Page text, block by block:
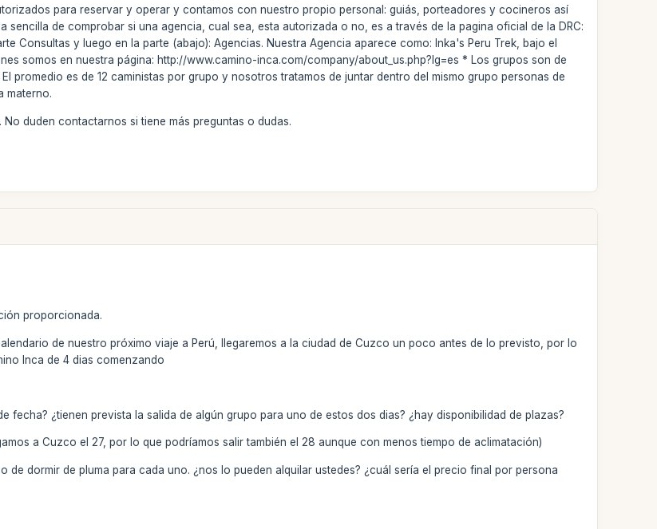
para reservar y operar y contamos con nuestro propio personal: guiás, porteadores y cocineros así
sencilla de comprobar si una agencia, cual sea, esta autorizada o no, es a través de la pagina oficial de la DRC:
Consultas y luego en la parte (abajo): Agencias. Nuestra Agencia aparece como: Inka's Peru Trek, bajo el
somos en nuestra página: http://www.camino-inca.com/company/about_us.php?lg=es * Los grupos son de
promedio es de 12 caministas por grupo y nosotros tratamos de juntar dentro del mismo grupo personas de
materno.
duden contactarnos si tiene más preguntas o dudas.
proporcionada.
de nuestro próximo viaje a Perú, llegaremos a la ciudad de Cuzco un poco antes de lo previsto, por lo
Inca de 4 dias comenzando
fecha? ¿tienen prevista la salida de algún grupo para uno de estos dos dias? ¿hay disponibilidad de plazas?
a Cuzco el 27, por lo que podríamos salir también el 28 aunque con menos tiempo de aclimatación)
de dormir de pluma para cada uno. ¿nos lo pueden alquilar ustedes? ¿cuál sería el precio final por persona